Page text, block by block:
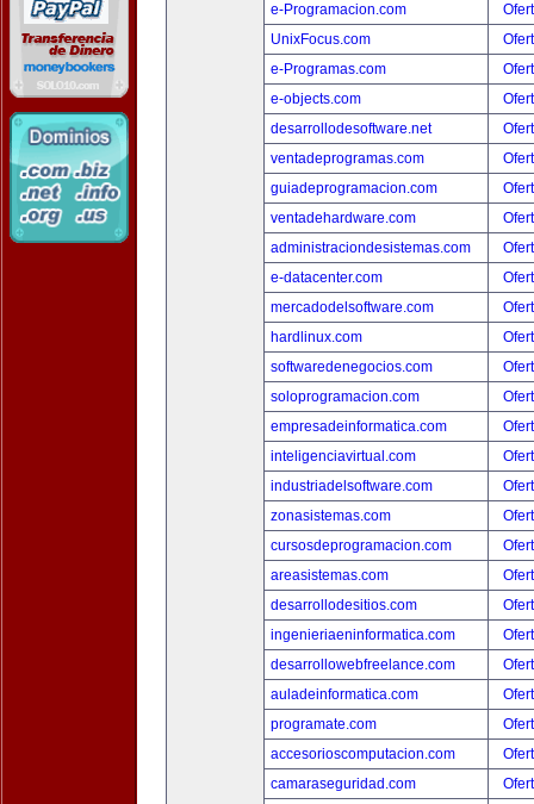
e-Programacion.com
UnixFocus.com
e-Programas.com
e-objects.com
desarrollodesoftware.net
ventadeprogramas.com
guiadeprogramacion.com
ventadehardware.com
administraciondesistemas.com
e-datacenter.com
mercadodelsoftware.com
hardlinux.com
softwaredenegocios.com
soloprogramacion.com
empresadeinformatica.com
inteligenciavirtual.com
industriadelsoftware.com
zonasistemas.com
cursosdeprogramacion.com
areasistemas.com
desarrollodesitios.com
ingenieriaeninformatica.com
desarrollowebfreelance.com
auladeinformatica.com
programate.com
accesorioscomputacion.com
camaraseguridad.com